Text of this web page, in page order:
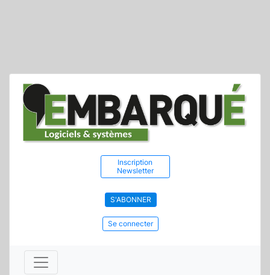
Inscription
Newsletter
S'ABONNER
Se connecter